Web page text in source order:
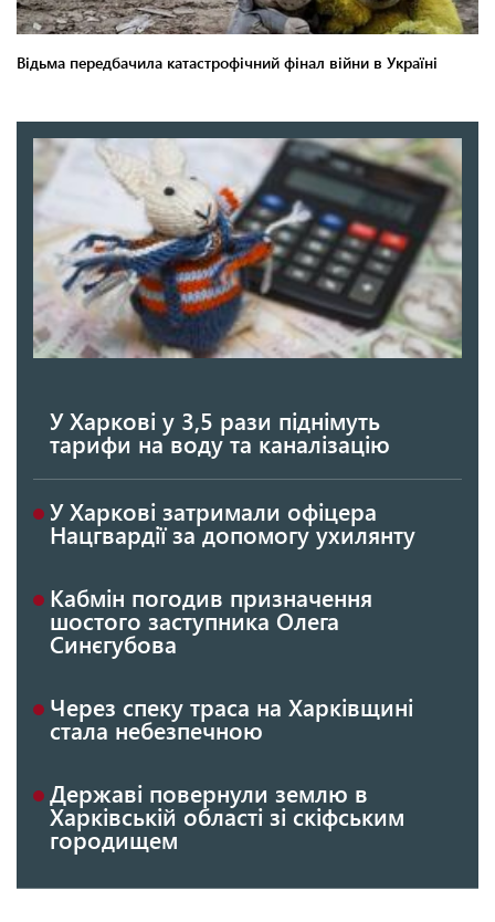
У Харкові у 3,5 рази піднімуть
тарифи на воду та каналізацію
У Харкові затримали офіцера
Нацгвардії за допомогу ухилянту
Кабмін погодив призначення
шостого заступника Олега
Синєгубова
Через спеку траса на Харківщині
стала небезпечною
Державі повернули землю в
Харківській області зі скіфським
городищем